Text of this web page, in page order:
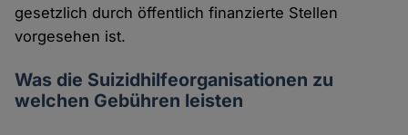
gesetzlich durch öffentlich finanzierte Stellen
vorgesehen ist.
Was die Suizidhilfeorganisationen zu
welchen Gebühren leisten